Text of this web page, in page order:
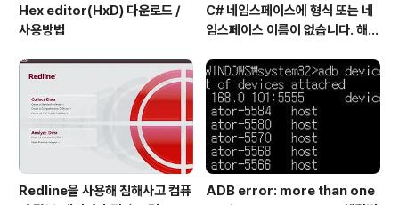
Hex editor(HxD) 다운로드 /
사용방법
C# 네임스페이스에 형식 또는 네
임스페이스 이름이 없습니다. 해결
Redline을 사용해 침해사고 컴퓨
ADB error: more than one